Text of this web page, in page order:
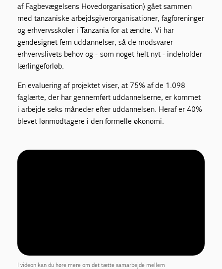
af Fagbevægelsens Hovedorganisation) gået sammen
med tanzaniske arbejdsgiverorganisationer, fagforeninger
og erhvervsskoler i Tanzania for at ændre. Vi har
gendesignet fem uddannelser, så de modsvarer
erhvervslivets behov og - som noget helt nyt - indeholder
lærlingeforløb.
En evaluering af projektet viser, at 75% af de 1.098
faglærte, der har gennemført uddannelserne, er kommet
i arbejde seks måneder efter uddannelsen. Heraf er 40%
blevet lønmodtagere i den formelle økonomi.
I videon kan du høre mere om det tætte samarbejde mellem